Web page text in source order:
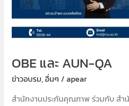
OBE และ AUN-QA
ข่าวอบรม,อื่นๆ / apear
สำนักงานประกันคุณภาพ ร่วมกับ ส